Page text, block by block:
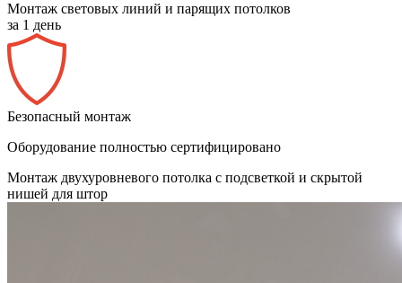
Монтаж световых линий и парящих потолков
за 1 день
Безопасный монтаж
Оборудование полностью сертифицировано
Монтаж двухуровневого потолка с подсветкой и скрытой
нишей для штор